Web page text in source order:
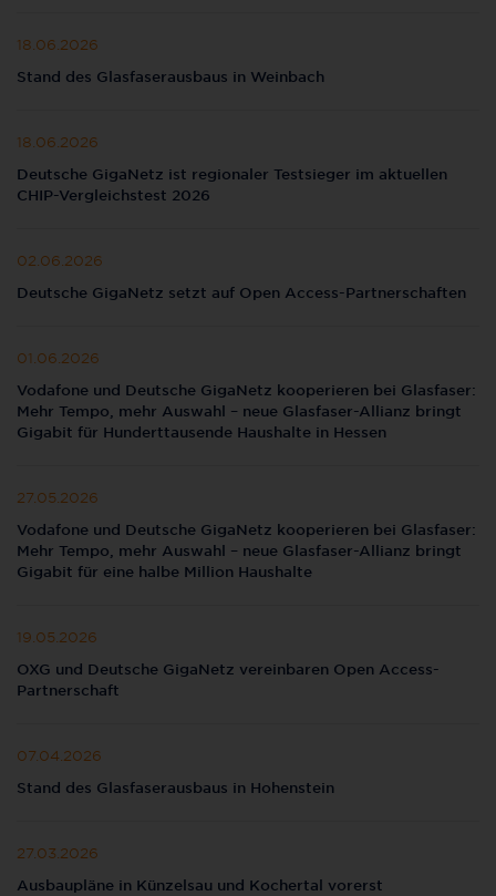
18.06.2026
Stand des Glasfaserausbaus in Weinbach
18.06.2026
Deutsche GigaNetz ist regionaler Testsieger im aktuellen
CHIP-Vergleichstest 2026
02.06.2026
Deutsche GigaNetz setzt auf Open Access-Partnerschaften
01.06.2026
Vodafone und Deutsche GigaNetz kooperieren bei Glasfaser:
Mehr Tempo, mehr Auswahl – neue Glasfaser-Allianz bringt
Gigabit für Hunderttausende Haushalte in Hessen
27.05.2026
Vodafone und Deutsche GigaNetz kooperieren bei Glasfaser:
Mehr Tempo, mehr Auswahl – neue Glasfaser-Allianz bringt
Gigabit für eine halbe Million Haushalte
19.05.2026
OXG und Deutsche GigaNetz vereinbaren Open Access-
Partnerschaft
07.04.2026
Stand des Glasfaserausbaus in Hohenstein
27.03.2026
Ausbaupläne in Künzelsau und Kochertal vorerst